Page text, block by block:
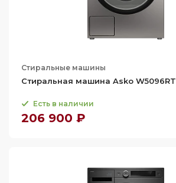
Стиральные машины
Стиральная машина Asko W5096RT
Есть в наличии
206 900 ₽